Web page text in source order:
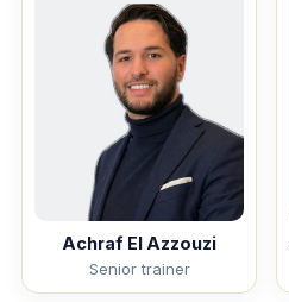
Achraf El Azzouzi
Senior trainer